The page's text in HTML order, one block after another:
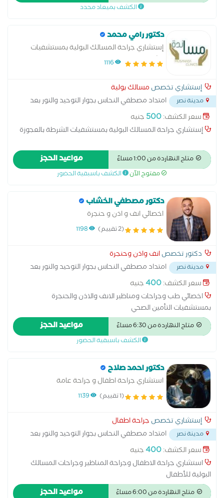
الكشف بميعاد محدد
دكتور رامي محمد
إستشاري جراحة المسالك البولية بمستشفيات
الشرطة بالعجوزة1116
إستشاري تخصص مسالك بولية
مدينة نصر
امتداد مصطفي النحاس بجوار التوحيد والنور بعد
مدرسه المنهل...
سعر الكشف:500 جنيه
إستشاري جراحة المسالك البولية بمستشفيات الشرطة بالعجوزة
متاح النهاردة من 1:00 مساءً مواعيد الحجز
مفتوح الآن الكشف باسبقية الحضور
دكتور مصطفي الخشاب
اخصائي انف و اذن و حنجرة
(2 تقييم) 1198
دكتور تخصصانف واذن وحنجرة
مدينة نصر
امتداد مصطفي النحاس بجوار التوحيد والنور بعد
مدرسه المنهل...
سعر الكشف:400جنيه
اخصائي طب وجراحات ومناظير الانف والاذن والحنجرة
بمستشفيات التأمين الصحي
متاح النهاردة من 6:30 مساءً مواعيد الحجز
الكشف باسبقية الحضور
دكتور احمد صلاح
استشاري جراحة اطفال و جراحة عامة
(1 تقييم) 1139
إستشاري تخصص جراحة اطفال
مدينة نصر
امتداد مصطفي النحاس بجوار التوحيد والنور بعد
مدرسه المنهل...
سعر الكشف:400جنيه
استشاري جراحة الاطفال وجراحة المناظير وجراحات المسالك
البولية للأطفال
متاح النهاردة من 6:00 مساءً مواعيد الحجز